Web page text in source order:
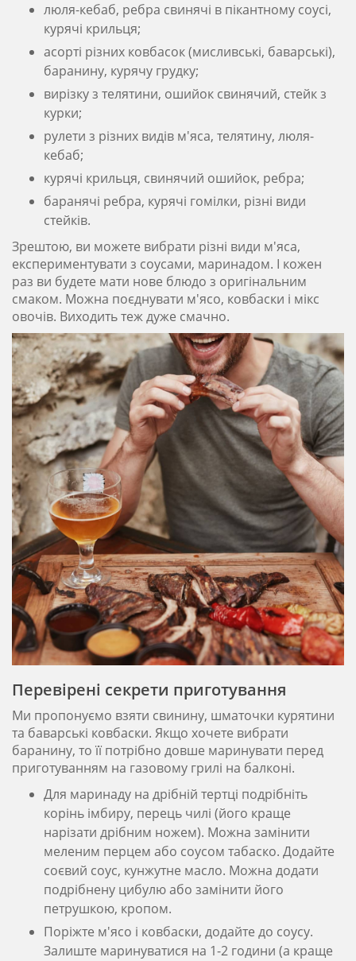
люля-кебаб, ребра свинячі в пікантному соусі,
курячі крильця;
асорті різних ковбасок (мисливські, баварські),
баранину, курячу грудку;
вирізку з телятини, ошийок свинячий, стейк з
курки;
рулети з різних видів м'яса, телятину, люля-
кебаб;
курячі крильця, свинячий ошийок, ребра;
баранячі ребра, курячі гомілки, різні види
стейків.
Зрештою, ви можете вибрати різні види м'яса,
експериментувати з соусами, маринадом. І кожен
раз ви будете мати нове блюдо з оригінальним
смаком. Можна поєднувати м'ясо, ковбаски і мікс
овочів. Виходить теж дуже смачно.
Перевірені секрети приготування
Ми пропонуємо взяти свинину, шматочки курятини
та баварські ковбаски. Якщо хочете вибрати
баранину, то її потрібно довше маринувати перед
приготуванням на газовому грилі на балконі.
Для маринаду на дрібній тертці подрібніть
корінь імбиру, перець чилі (його краще
нарізати дрібним ножем). Можна замінити
меленим перцем або соусом табаско. Додайте
соєвий соус, кунжутне масло. Можна додати
подрібнену цибулю або замінити його
петрушкою, кропом.
Поріжте м'ясо і ковбаски, додайте до соусу.
Залиште маринуватися на 1-2 години (а краще